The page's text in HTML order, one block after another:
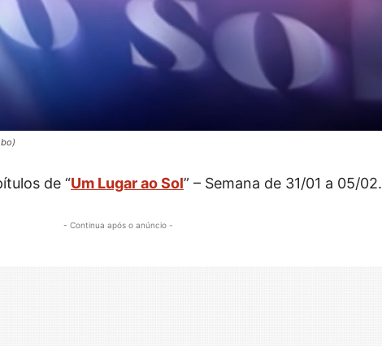
de “Um Lugar ao Sol” – Semana de 31/01 a 05/02.
- Continua após o anúncio -